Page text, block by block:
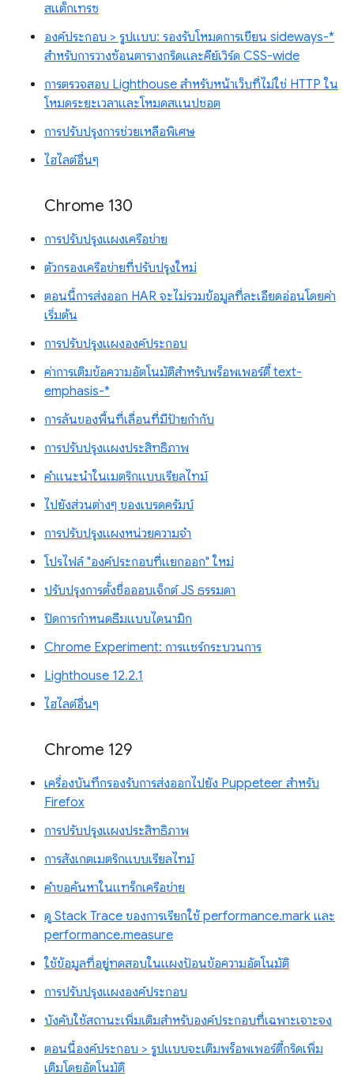
สแต็กเทรซ
องค์ประกอบ > รูปแบบ: รองรับโหมดการเขียน sideways-*
สำหรับการวางซ้อนตารางกริดและคีย์เวิร์ด CSS-wide
การตรวจสอบ Lighthouse สำหรับหน้าเว็บที่ไม่ใช่ HTTP ใน
โหมดระยะเวลาและโหมดสแนปชอต
การปรับปรุงการช่วยเหลือพิเศษ
ไฮไลต์อื่นๆ
Chrome 130
การปรับปรุงแผงเครือข่าย
ตัวกรองเครือข่ายที่ปรับปรุงใหม่
ตอนนี้การส่งออก HAR จะไม่รวมข้อมูลที่ละเอียดอ่อนโดยค่า
เริ่มต้น
การปรับปรุงแผงองค์ประกอบ
ค่าการเติมข้อความอัตโนมัติสำหรับพร็อพเพอร์ตี้ text-
emphasis-*
การล้นของพื้นที่เลื่อนที่มีป้ายกำกับ
การปรับปรุงแผงประสิทธิภาพ
คำแนะนำในเมตริกแบบเรียลไทม์
ไปยังส่วนต่างๆ ของเบรดครัมบ์
การปรับปรุงแผงหน่วยความจำ
โปรไฟล์ "องค์ประกอบที่แยกออก" ใหม่
ปรับปรุงการตั้งชื่อออบเจ็กต์ JS ธรรมดา
ปิดการกำหนดธีมแบบไดนามิก
Chrome Experiment: การแชร์กระบวนการ
Lighthouse 12.2.1
ไฮไลต์อื่นๆ
Chrome 129
เครื่องบันทึกรองรับการส่งออกไปยัง Puppeteer สำหรับ
Firefox
การปรับปรุงแผงประสิทธิภาพ
การสังเกตเมตริกแบบเรียลไทม์
คำขอค้นหาในแทร็กเครือข่าย
ดู Stack Trace ของการเรียกใช้ performance.mark และ
performance.measure
ใช้ข้อมูลที่อยู่ทดสอบในแผงป้อนข้อความอัตโนมัติ
การปรับปรุงแผงองค์ประกอบ
บังคับใช้สถานะเพิ่มเติมสำหรับองค์ประกอบที่เฉพาะเจาะจง
ตอนนี้องค์ประกอบ > รูปแบบจะเติมพร็อพเพอร์ตี้กริดเพิ่ม
เติมโดยอัตโนมัติ